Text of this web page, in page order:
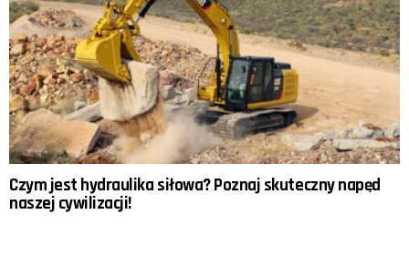
Czym jest hydraulika siłowa? Poznaj skuteczny napęd
naszej cywilizacji!